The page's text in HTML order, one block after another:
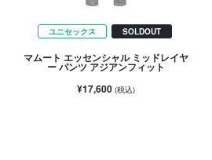
ユニセックス SOLDOUT
マムート エッセンシャル ミッドレイヤ
ー パンツ アジアンフィット
¥17,600 (税込)